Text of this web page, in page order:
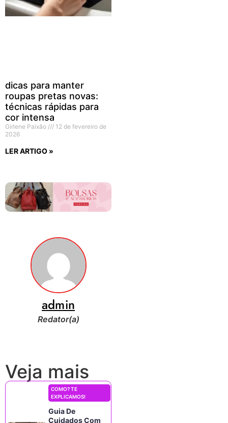
dicas para manter
roupas pretas novas:
técnicas rápidas para
cor intensa
Girlene Paixão
12 de fevereiro de
2026
LER ARTIGO »
admin
Redator(a)
Veja mais
COMO? TE
EXPLICAMOS!
Guia De
Cuidados Com